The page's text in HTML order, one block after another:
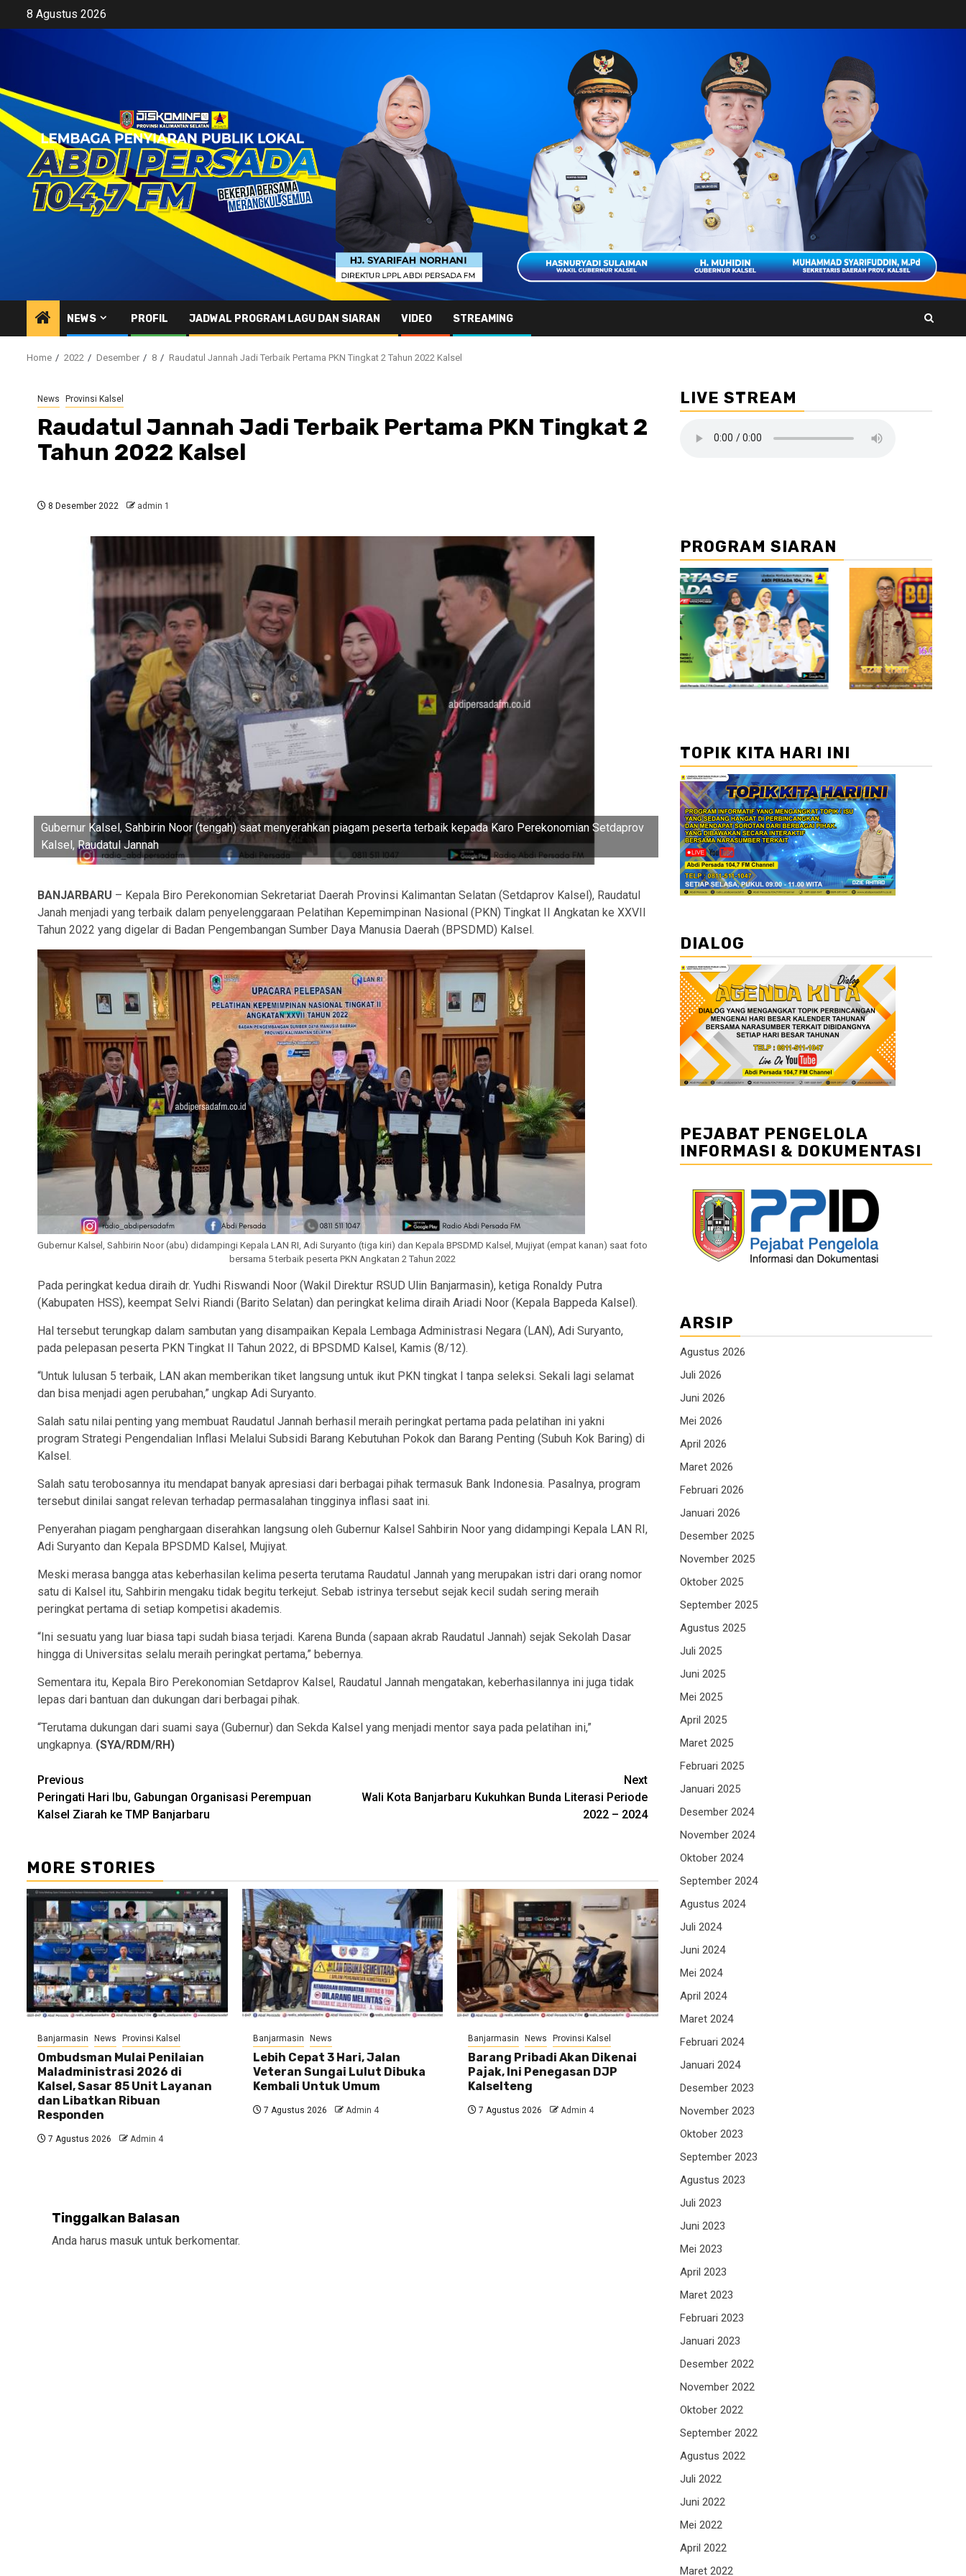
content
8 Agustus 2026
NEWS PROFIL JADWAL PROGRAM LAGU DAN SIARAN VIDEO STREAMING
Home 2022 Desember 8 Raudatul Jannah Jadi Terbaik Pertama PKN Tingkat 2 Tahun 2022 Kalsel
News Provinsi Kalsel
Raudatul Jannah Jadi Terbaik Pertama PKN Tingkat 2
Tahun 2022 Kalsel
8 Desember 2022 admin 1
Gubernur Kalsel, Sahbirin Noor (tengah) saat menyerahkan piagam peserta terbaik kepada Karo Perekonomian Setdaprov
Kalsel, Raudatul Jannah
BANJARBARU – Kepala Biro Perekonomian Sekretariat Daerah Provinsi Kalimantan Selatan (Setdaprov Kalsel), Raudatul
Janah menjadi yang terbaik dalam penyelenggaraan Pelatihan Kepemimpinan Nasional (PKN) Tingkat II Angkatan ke XXVII
Tahun 2022 yang digelar di Badan Pengembangan Sumber Daya Manusia Daerah (BPSDMD) Kalsel.
Gubernur Kalsel, Sahbirin Noor (abu) didampingi Kepala LAN RI, Adi Suryanto (tiga kiri) dan Kepala BPSDMD Kalsel, Mujiyat (empat kanan) saat foto
bersama 5 terbaik peserta PKN Angkatan 2 Tahun 2022
Pada peringkat kedua diraih dr. Yudhi Riswandi Noor (Wakil Direktur RSUD Ulin Banjarmasin), ketiga Ronaldy Putra
(Kabupaten HSS), keempat Selvi Riandi (Barito Selatan) dan peringkat kelima diraih Ariadi Noor (Kepala Bappeda Kalsel).
Hal tersebut terungkap dalam sambutan yang disampaikan Kepala Lembaga Administrasi Negara (LAN), Adi Suryanto,
pada pelepasan peserta PKN Tingkat II Tahun 2022, di BPSDMD Kalsel, Kamis (8/12).
“Untuk lulusan 5 terbaik, LAN akan memberikan tiket langsung untuk ikut PKN tingkat I tanpa seleksi. Sekali lagi selamat
dan bisa menjadi agen perubahan,” ungkap Adi Suryanto.
Salah satu nilai penting yang membuat Raudatul Jannah berhasil meraih peringkat pertama pada pelatihan ini yakni
program Strategi Pengendalian Inflasi Melalui Subsidi Barang Kebutuhan Pokok dan Barang Penting (Subuh Kok Baring) di
Kalsel.
Salah satu terobosannya itu mendapat banyak apresiasi dari berbagai pihak termasuk Bank Indonesia. Pasalnya, program
tersebut dinilai sangat relevan terhadap permasalahan tingginya inflasi saat ini.
Penyerahan piagam penghargaan diserahkan langsung oleh Gubernur Kalsel Sahbirin Noor yang didampingi Kepala LAN RI,
Adi Suryanto dan Kepala BPSDMD Kalsel, Mujiyat.
Meski merasa bangga atas keberhasilan kelima peserta terutama Raudatul Jannah yang merupakan istri dari orang nomor
satu di Kalsel itu, Sahbirin mengaku tidak begitu terkejut. Sebab istrinya tersebut sejak kecil sudah sering meraih
peringkat pertama di setiap kompetisi akademis.
“Ini sesuatu yang luar biasa tapi sudah biasa terjadi. Karena Bunda (sapaan akrab Raudatul Jannah) sejak Sekolah Dasar
hingga di Universitas selalu meraih peringkat pertama,” bebernya.
Sementara itu, Kepala Biro Perekonomian Setdaprov Kalsel, Raudatul Jannah mengatakan, keberhasilannya ini juga tidak
lepas dari bantuan dan dukungan dari berbagai pihak.
“Terutama dukungan dari suami saya (Gubernur) dan Sekda Kalsel yang menjadi mentor saya pada pelatihan ini,”
ungkapnya. (SYA/RDM/RH)
Continue
Reading
Previous
Peringati Hari Ibu, Gabungan Organisasi Perempuan
Kalsel Ziarah ke TMP Banjarbaru
Next
Wali Kota Banjarbaru Kukuhkan Bunda Literasi Periode
2022 – 2024
MORE STORIES
Banjarmasin News Provinsi Kalsel
Ombudsman Mulai Penilaian
Maladministrasi 2026 di
Kalsel, Sasar 85 Unit Layanan
dan Libatkan Ribuan
Responden
7 Agustus 2026 Admin 4
Banjarmasin News
Lebih Cepat 3 Hari, Jalan
Veteran Sungai Lulut Dibuka
Kembali Untuk Umum
7 Agustus 2026 Admin 4
Banjarmasin News Provinsi Kalsel
Barang Pribadi Akan Dikenai
Pajak, Ini Penegasan DJP
Kalselteng
7 Agustus 2026 Admin 4
Tinggalkan Balasan
Anda harus masuk untuk berkomentar.
LIVE STREAM
PROGRAM SIARAN
//1 //2
TOPIK KITA HARI INI
DIALOG
PEJABAT PENGELOLA
INFORMASI & DOKUMENTASI
ARSIP
Agustus 2026
Juli 2026
Juni 2026
Mei 2026
April 2026
Maret 2026
Februari 2026
Januari 2026
Desember 2025
November 2025
Oktober 2025
September 2025
Agustus 2025
Juli 2025
Juni 2025
Mei 2025
April 2025
Maret 2025
Februari 2025
Januari 2025
Desember 2024
November 2024
Oktober 2024
September 2024
Agustus 2024
Juli 2024
Juni 2024
Mei 2024
April 2024
Maret 2024
Februari 2024
Januari 2024
Desember 2023
November 2023
Oktober 2023
September 2023
Agustus 2023
Juli 2023
Juni 2023
Mei 2023
April 2023
Maret 2023
Februari 2023
Januari 2023
Desember 2022
November 2022
Oktober 2022
September 2022
Agustus 2022
Juli 2022
Juni 2022
Mei 2022
April 2022
Maret 2022